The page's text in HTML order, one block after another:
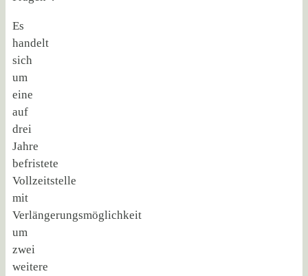
Es
handelt
sich
um
eine
auf
drei
Jahre
befristete
Vollzeitstelle
mit
Verlängerungsmöglichkeit
um
zwei
weitere